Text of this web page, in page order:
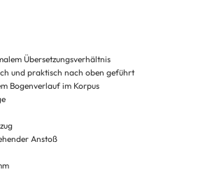
Übersetzungsverhältnis
und praktisch nach oben geführt
Bogenverlauf im Korpus
Anstoß